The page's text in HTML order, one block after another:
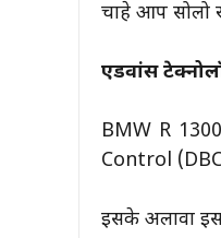
चाहे आप सोलो
एडवांस
BMW R
Control
इसके अलावा